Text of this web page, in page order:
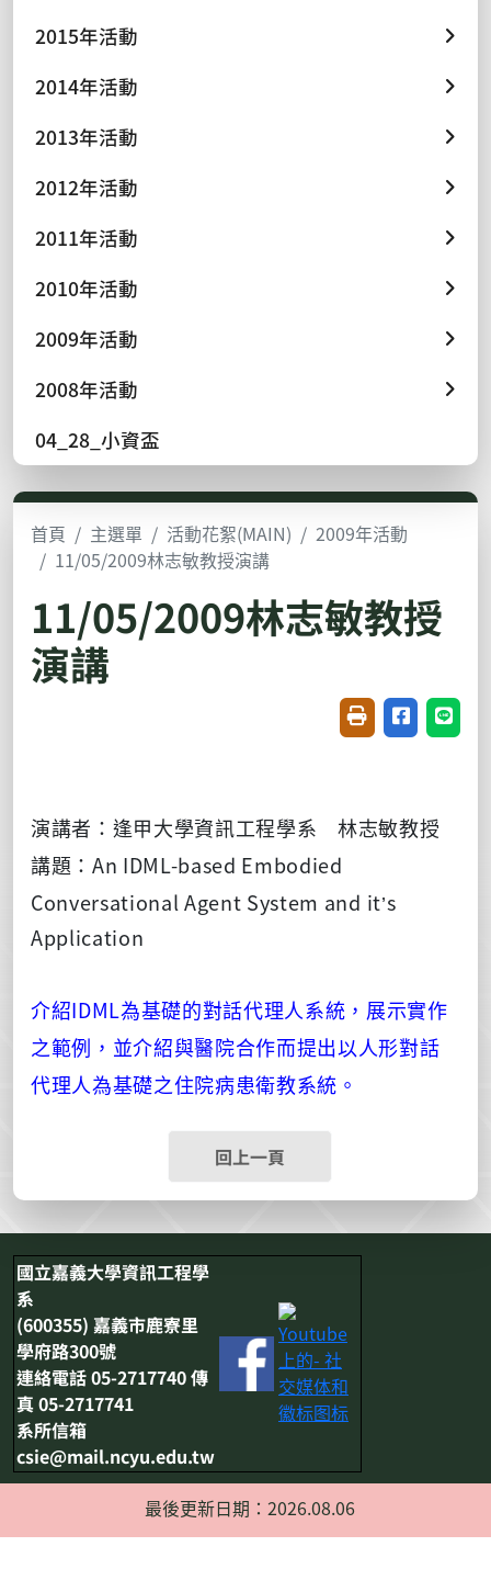
2015年活動
2014年活動
2013年活動
2012年活動
2011年活動
2010年活動
2009年活動
2008年活動
04_28_小資盃
首頁 主選單 活動花絮(MAIN)
2009年活動
11/05/2009林志敏教授演講
11/05/2009林志敏教授
演講
友善列印(開新視
分享至臉書
分享
演講者：逢甲大學資訊工程學系 林志敏教授
講題：An IDML-based Embodied
Conversational Agent System and it’s
Application
介紹IDML為基礎的對話代理人系統，展示實作
之範例，並介紹與醫院合作而提出以人形對話
代理人為基礎之住院病患衛教系統。
回上一頁
國立嘉義大學資訊工程學
系
(600355) 嘉義市鹿寮里
學府路300號
連絡電話 05-2717740 傳
真 05-2717741
系所信箱
csie@mail.ncyu.edu.tw
最後更新日期：2026.08.06